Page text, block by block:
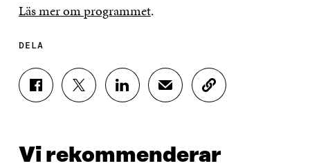
Läs mer om programmet.
DELA
D
E
Å
F
D
E
Å
T
D
E
Å
L
D
E
I
A
K
O
R
A
Vi rekommenderar